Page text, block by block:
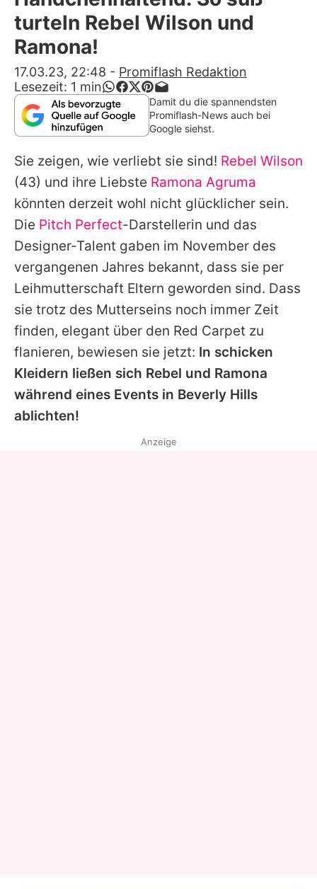
Alle Themen auf Promiflash
App runterladen
Team
Redaktionelle Richtlinien
Impressum
Datenschutzerklärung
Nutzungsbedingungen
Utiq verwalten
turteln Rebel Wilson und
Ramona!
17.03.23, 22:48 - Promiflash Redaktion
Lesezeit: 1 min
Damit du die spannendsten
Promiflash-News auch bei
Google siehst.
Sie zeigen, wie verliebt sie sind! Rebel Wilson
(43) und ihre Liebste Ramona Agruma
könnten derzeit wohl nicht glücklicher sein.
Die Pitch Perfect-Darstellerin und das
Designer-Talent gaben im November des
vergangenen Jahres bekannt, dass sie per
Leihmutterschaft Eltern geworden sind. Dass
sie trotz des Mutterseins noch immer Zeit
finden, elegant über den Red Carpet zu
flanieren, bewiesen sie jetzt: In schicken
Kleidern ließen sich Rebel und Ramona
während eines Events in Beverly Hills
ablichten!
Anzeige